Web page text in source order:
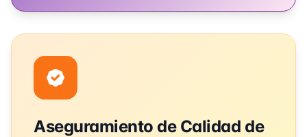
Aseguramiento de Calidad de